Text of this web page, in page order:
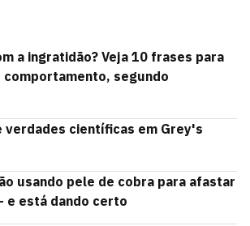
a ingratidão? Veja 10 frases para
comportamento, segundo
verdades científicas em Grey's
usando pele de cobra para afastar
e está dando certo